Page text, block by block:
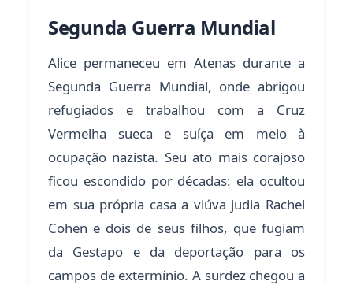
Segunda Guerra Mundial
Alice permaneceu em Atenas durante a
Segunda Guerra Mundial, onde abrigou
refugiados e trabalhou com a Cruz
Vermelha sueca e suíça em meio à
ocupação nazista. Seu ato mais corajoso
ficou escondido por décadas: ela ocultou
em sua própria casa a viúva judia Rachel
Cohen e dois de seus filhos, que fugiam
da Gestapo e da deportação para os
campos de extermínio. A surdez chegou a